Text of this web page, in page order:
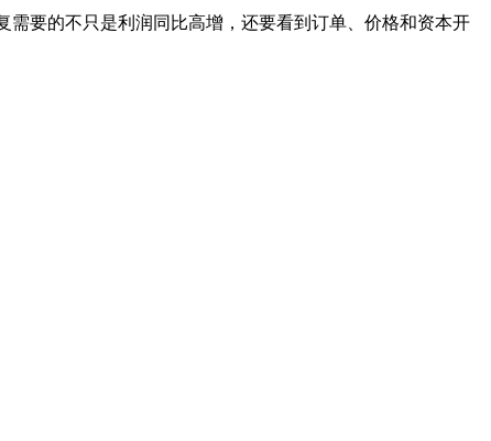
要的不只是利润同比高增，还要看到订单、价格和资本开